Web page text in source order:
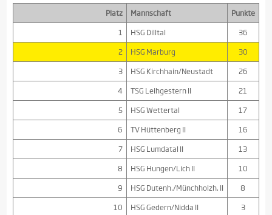
Platz Mannschaft
Punkte
1
HSG Dilltal
36
2
HSG Marburg
30
3
HSG Kirchhain/Neustadt
26
4
TSG Leihgestern II
21
5
HSG Wettertal
17
6
TV Hüttenberg II
16
7
HSG Lumdatal II
13
8
HSG Hungen/Lich II
10
9
HSG Dutenh./Münchholzh. II
8
10
HSG Gedern/Nidda II
3